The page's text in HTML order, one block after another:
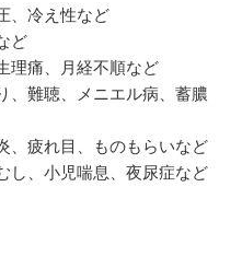
、冷え性など
ど
理痛、月経不順など
、難聴、メニエル病、蓄膿
、疲れ目、ものもらいなど
し、小児喘息、夜尿症など